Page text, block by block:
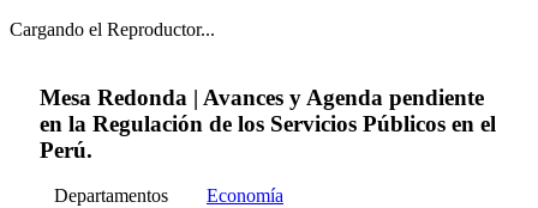
Cargando el Reproductor...
Mesa Redonda | Avances y Agenda pendiente
en la Regulación de los Servicios Públicos en el
Perú.
Departamentos
Economía